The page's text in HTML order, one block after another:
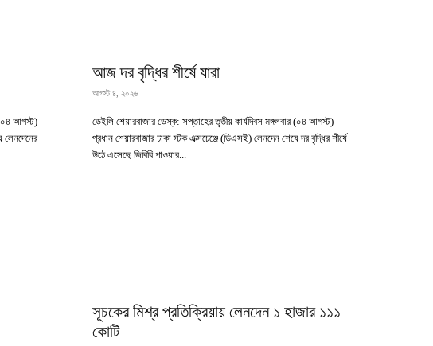
(০৪ আগস্ট)
লেনদেনের
আজ দর বৃদ্ধির শীর্ষে যারা
আগস্ট ৪, ২০২৬
ডেইলি শেয়ারবাজার ডেস্ক: সপ্তাহের তৃতীয় কার্যদিবস মঙ্গলবার (০৪ আগস্ট)
প্রধান শেয়ারবাজার ঢাকা স্টক এক্সচেঞ্জে (ডিএসই) লেনদেন শেষে দর বৃদ্ধির শীর্ষে
উঠে এসেছে জিবিবি পাওয়ার...
সূচকের মিশ্র প্রতিক্রিয়ায় লেনদেন ১ হাজার ১১১
কোটি